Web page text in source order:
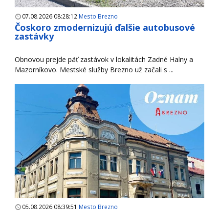
07.08.2026 08:28:12 Mesto Brezno
Čoskoro zmodernizujú ďalšie autobusové
zastávky
Obnovou prejde päť zastávok v lokalitách Zadné Halny a
Mazorníkovo. Mestské služby Brezno už začali s ...
05.08.2026 08:39:51 Mesto Brezno